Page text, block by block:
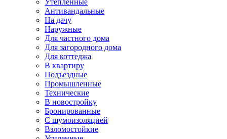
Антивандальные
На дачу
Наружные
Для частного дома
Для загородного дома
Для коттеджа
В квартиру
Подъездные
Промышленные
Технические
В новостройку
Бронированные
С шумоизоляцией
Взломостойкие